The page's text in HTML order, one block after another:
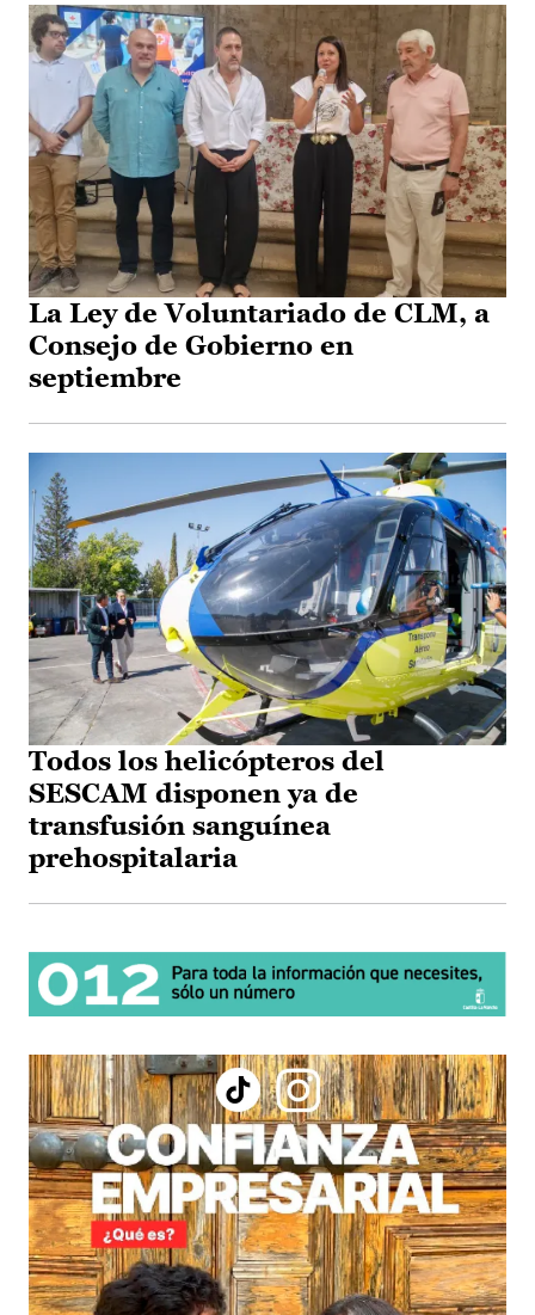
La Ley de Voluntariado de CLM, a
Consejo de Gobierno en
septiembre
Todos los helicópteros del
SESCAM disponen ya de
transfusión sanguínea
prehospitalaria